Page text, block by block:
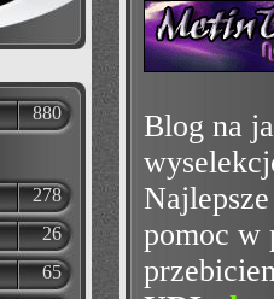
880
278
26
65
Blog na
pomoc w